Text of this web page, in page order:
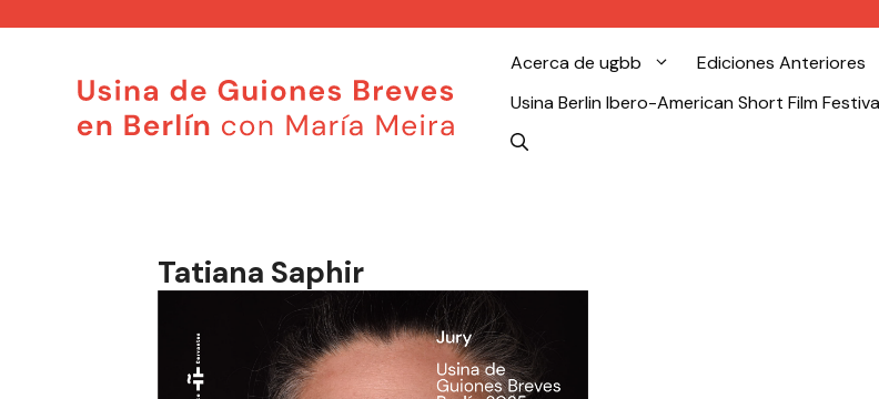
Acerca de ugbb Ediciones Anteriores
Usina Berlin Ibero-American Short Film
Tatiana Saphir